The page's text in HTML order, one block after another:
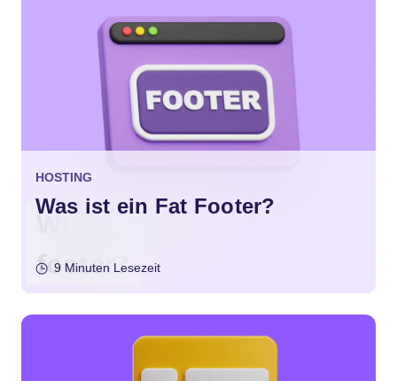
HOSTING
Was ist ein Fat Footer?
9 Minuten Lesezeit